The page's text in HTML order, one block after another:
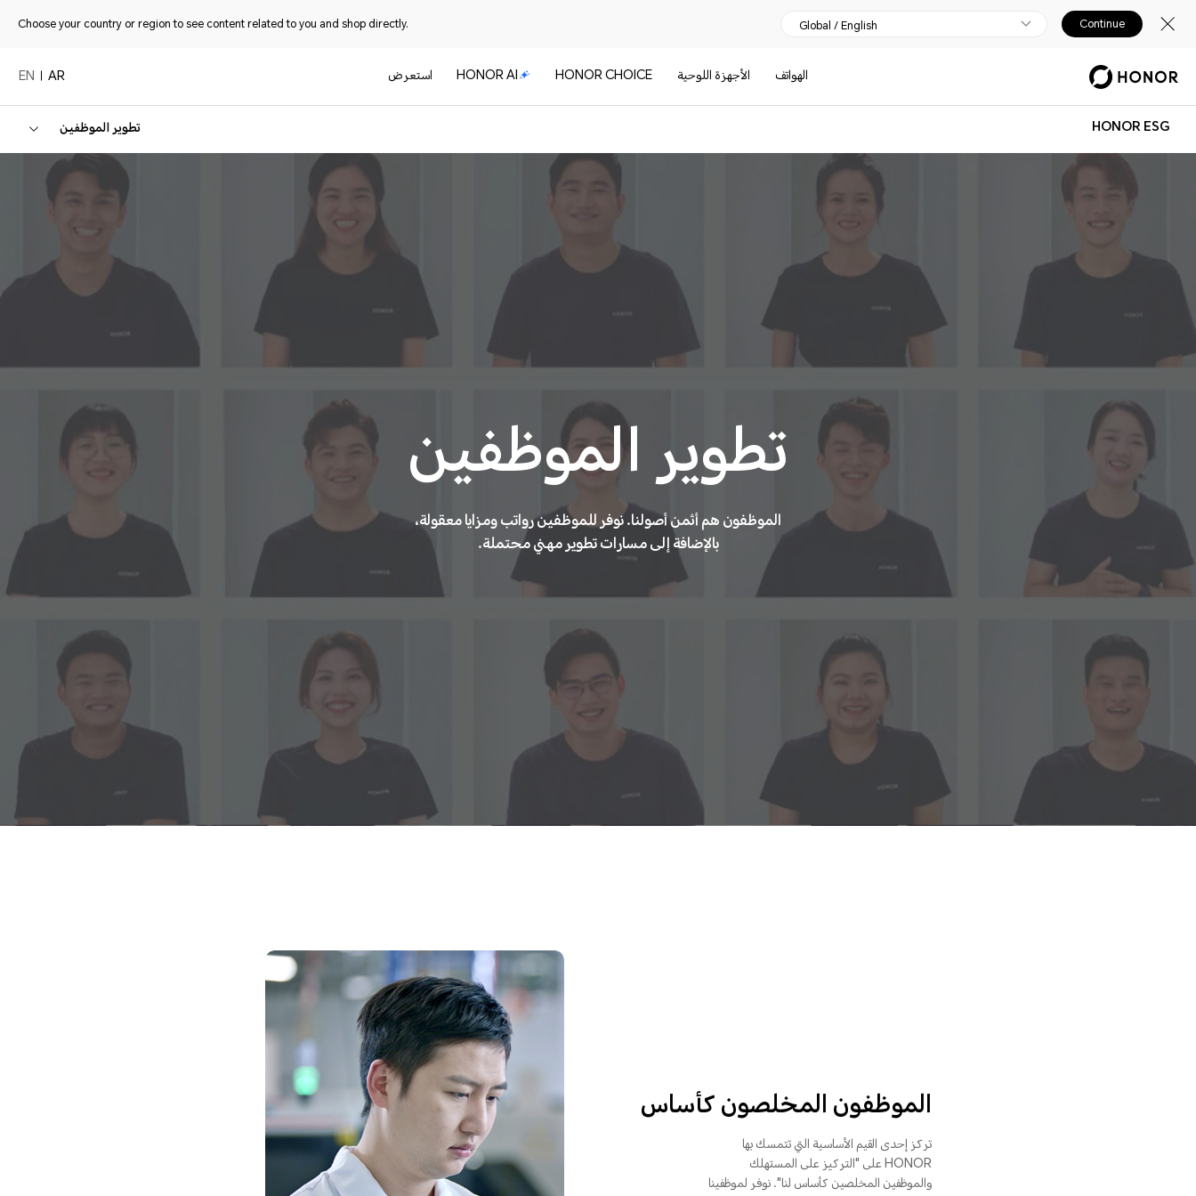
Choose your country or region to see content related to you and shop directly. Global / English Continue
الهواتف الأجهزة اللوحية HONOR CHOICE
HONOR AI استعرض AR
EN
HONOR ESG تطوير الموظفين
تطوير الموظفين
الموظفون هم أثمن أصولنا. نوفر للموظفين رواتب ومزايا معقولة،
بالإضافة إلى مسارات تطوير مهني محتملة.
الموظفون المخلصون كأساس
تركز إحدى القيم الأساسية التي تتمسك بها
HONOR على "التركيز على المستهلك
والموظفين المخلصين كأساس لنا". نوفر لموظفينا